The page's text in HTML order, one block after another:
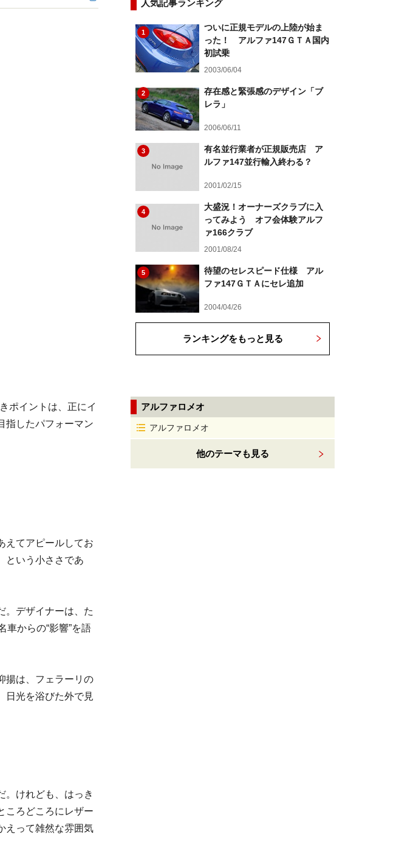
ポイントは、正にイ
指したパフォーマン
えてアピールしてお
という小ささであ
。デザイナーは、た
車からの“影響”を語
揚は、フェラーリの
日光を浴びた外で見
。けれども、はっき
ころどころにレザー
えって雑然な雰囲気
人気記事ランキング
1
ついに正規モデルの上陸が始ま
った！ アルファ147ＧＴＡ国内
初試乗
2003/06/04
2
存在感と緊張感のデザイン「ブ
レラ」
2006/06/11
3
有名並行業者が正規販売店 ア
ルファ147並行輸入終わる？
2001/02/15
4
大盛況！オーナーズクラブに入
ってみよう オフ会体験アルフ
ァ166クラブ
2001/08/24
5
待望のセレスピード仕様 アル
ファ147ＧＴＡにセレ追加
2004/04/26
ランキングをもっと見る
アルファロメオ
アルファロメオ
他のテーマも見る